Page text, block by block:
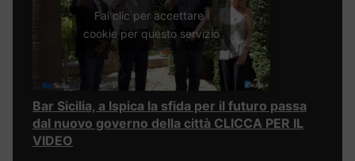
Fai clic per accettare i
cookie per questo servizio
Bar Sicilia, a Ispica la sfida per il futuro passa
dal nuovo governo della città CLICCA PER IL
VIDEO